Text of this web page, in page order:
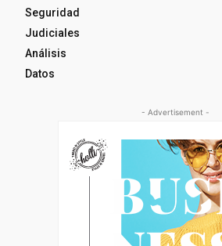
Seguridad
Judiciales
Análisis
Datos
- Advertisement -